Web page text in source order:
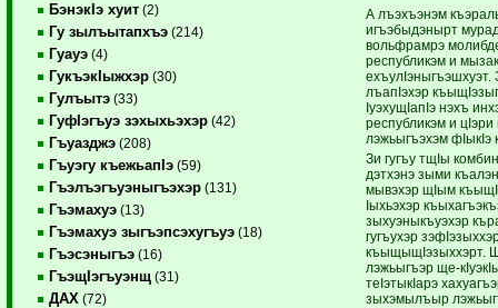
БэнэкIэ хуит (2)
Гу зылъытапхъэ (214)
Гуауэ (4)
ГукъэкIыжхэр (30)
Гулъытэ (33)
ГуфIэгъуэ зэхыхьэхэр (42)
Гъуазджэ (208)
Гъуэгу къежьапIэ (59)
Гъэлъэгъуэныгъэхэр (131)
Гъэмахуэ (13)
Гъэмахуэ зыгъэпсэхугъуэ (18)
Гъэсэныгъэ (16)
ГъэщIэгъуэнщ (31)
ДАХ (72)
А лъэхъэнэм
игъэбыдэнырт
вольфрамрэ
республикэм и
ехъулIэныгъэшхуэт.
лъапIэхэр
IуэхущIапIэ нэхъ
республикэм и цIэри
лэжьыгъэхэм
Зи гугъу тщIы
дэтхэнэ зыми
мывэхэр щIым
Iыхьэхэр
зыхуэныкъуэхэр
гугъухэр
къыщыщIэзыххэрт.
лэжьыгъэр ще-
теIэтыкIарэ
зыхэмылъыр